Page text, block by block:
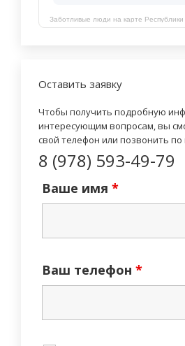
Оставить заявку
Чтобы получить подробную
интересующим вопросам, вы
свой телефон или позвонить по
8 (978) 593-49-79
Ваше имя *
Ваш телефон *